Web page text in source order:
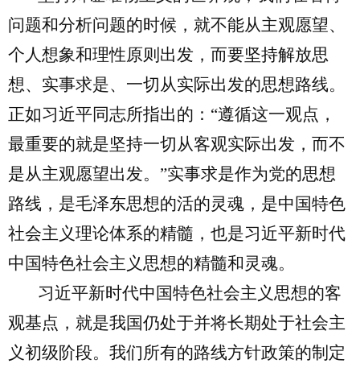
问题和分析问题的时候，就不能从主观愿望、
个人想象和理性原则出发，而要坚持解放思
想、实事求是、一切从实际出发的思想路线。
正如习近平同志所指出的：“遵循这一观点，
最重要的就是坚持一切从客观实际出发，而不
是从主观愿望出发。”实事求是作为党的思想
路线，是毛泽东思想的活的灵魂，是中国特色
社会主义理论体系的精髓，也是习近平新时代
中国特色社会主义思想的精髓和灵魂。
习近平新时代中国特色社会主义思想的客
观基点，就是我国仍处于并将长期处于社会主
义初级阶段。我们所有的路线方针政策的制定